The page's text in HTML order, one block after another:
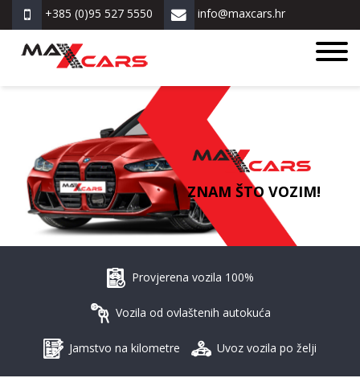
+385 (0)95 527 5550 info@maxcars.hr
ZNAM ŠTO VOZIM!
Provjerena vozila 100%
Vozila od ovlaštenih autokuća
Jamstvo na kilometre Uvoz vozila po želji